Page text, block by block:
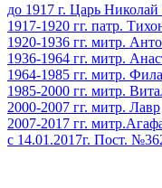
до 1917 г. Царь
1917-1920 гг. патр.
1920-1936 гг. митр.
1936-1964 гг. митр.
1964-1985 гг. митр.
1985-2000 гг. митр.
2000-2007 гг. митр. Лавр
2007-2017 гг.
с 14.01.2017г. Пост.